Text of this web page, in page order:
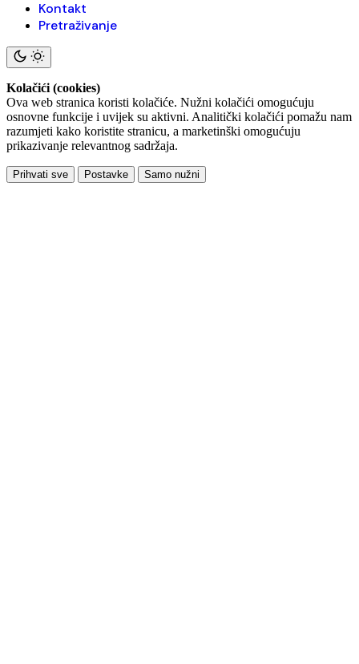
Kontakt
Pretraživanje
Kolačići (cookies)
Ova web stranica koristi kolačiće. Nužni kolačići omogućuju
osnovne funkcije i uvijek su aktivni. Analitički kolačići pomažu nam
razumjeti kako koristite stranicu, a marketinški omogućuju
prikazivanje relevantnog sadržaja.
Prihvati sve Postavke Samo nužni